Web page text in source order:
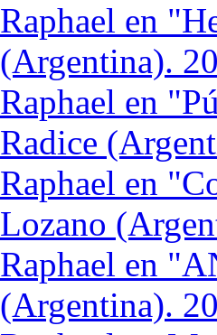
Raphael en
(Argentina).
Raphael en
Radice
Raphael en
Lozano
Raphael en
(Argentina).